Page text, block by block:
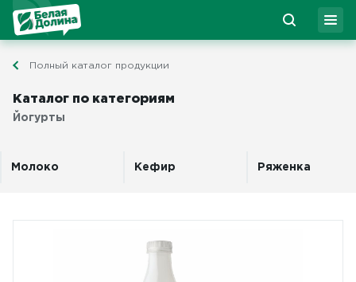
Полный каталог продукции
Каталог по категориям
Йогурты
Молоко Кефир Ряженка